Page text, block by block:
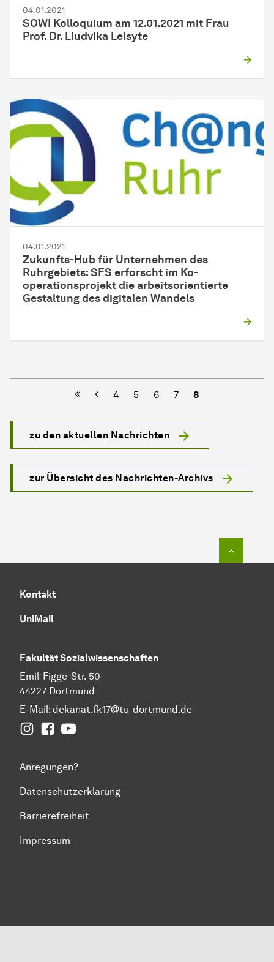
04.01.2021
SOWI Kolloquium am 12.01.2021 mit Frau
Prof. Dr. Liudvika Leisyte
04.01.2021
Zukunfts-Hub für Unternehmen des
Ruhrgebiets: SFS erforscht im Ko­
operations­projektdie arbeitsorientierte
Gestaltung des digitalen Wandels
Vorherige
4 5 6 7 8
zu den aktuellen Nachrichten
zur Übersicht des Nachrichten-Archivs
Kontakt
UniMail
FakultätSozial­wissen­schaften
Emil-Figge-Str. 50
44227 Dortmund
E-Mail: dekanat.fk17@tu-dortmund.de
InstagramFacebook
YouTube
Anregungen?
Datenschutzerklärung
Barrierefreiheit
Impressum